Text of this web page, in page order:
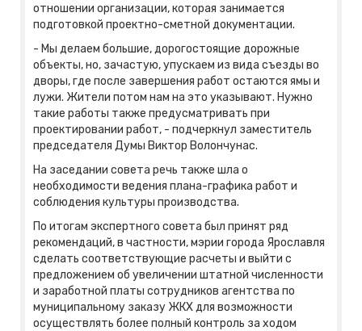
отношении организации, которая занимается
подготовкой проектно-сметной документации.
- Мы делаем большие, дорогостоящие дорожные
объекты, но, зачастую, упускаем из вида съезды во
дворы, где после завершения работ остаются ямы и
лужи. Жители потом нам на это указывают. Нужно
такие работы также предусматривать при
проектировании работ, - подчеркнул заместитель
председателя Думы Виктор Волончунас.
На заседании совета речь также шла о
необходимости ведения плана-графика работ и
соблюдения культуры производства.
По итогам экспертного совета был принят ряд
рекомендаций, в частности, мэрии города Ярославля
сделать соответствующие расчеты и выйти с
предложением об увеличении штатной численности
и заработной платы сотрудников агентства по
муниципальному заказу ЖКХ для возможности
осуществлять более полный контроль за ходом